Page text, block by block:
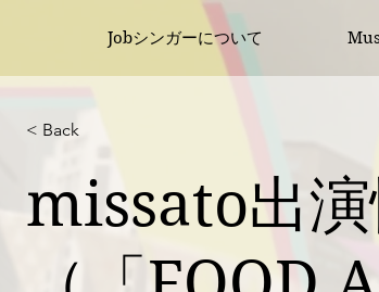
Jobシンガーについて
< Back
missato出